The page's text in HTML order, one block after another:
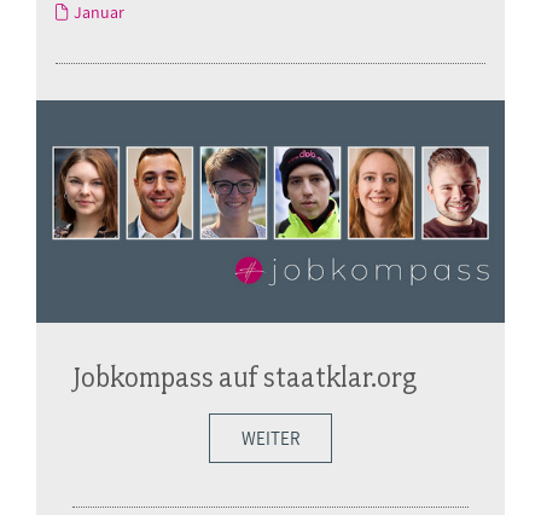
Januar
Jobkompass auf staatklar.org
WEITER